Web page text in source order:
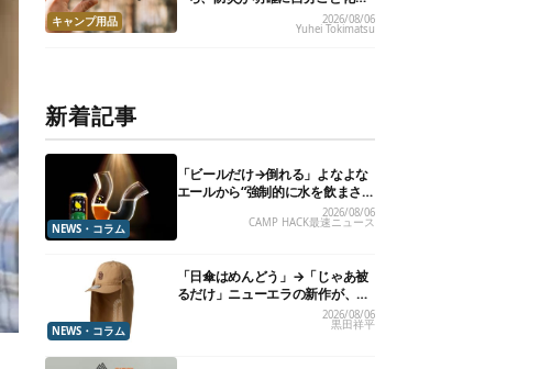
キャンプ用品 2026/08/06
Yuhei Tokimatsu
新着記事
NEWS・コラム
「ビールだけ→倒れる」よなよな
エールから“強制的に水を飲まさ
2026/08/06
CAMP HACK最速ニュース
NEWS・コラム
「日傘はめんどう」→「じゃあ被
るだけ」ニューエラの新作が、真
2026/08/06
黒田祥平